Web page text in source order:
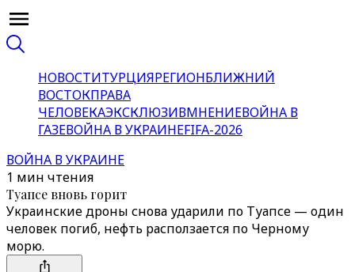
НОВОСТИТУРЦИЯРЕГИОНБЛИЖНИЙ
ВОСТОКПРАВА
ЧЕЛОВЕКАЭКСКЛЮЗИВМНЕНИЕВОЙНА В
ГАЗЕВОЙНА В УКРАИНЕFIFA-2026
ВОЙНА В УКРАИНЕ
1 мин чтения
Туапсе вновь горит
Украинские дроны снова ударили по Туапсе — один
человек погиб, нефть расползается по Черному
морю.